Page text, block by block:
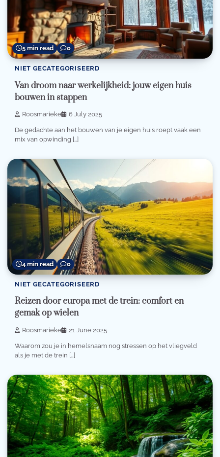
5 min read 0
NIET GECATEGORISEERD
Van droom naar werkelijkheid: jouw eigen huis
bouwen in stappen
Roosmarieke 6 July 2025
De gedachte aan het bouwen van je eigen huis roept vaak een
mix van opwinding […]
4 min read 0
NIET GECATEGORISEERD
Reizen door europa met de trein: comfort en
gemak op wielen
Roosmarieke 21 June 2025
Waarom zou je in hemelsnaam nog stressen op het vliegveld
als je met de trein […]